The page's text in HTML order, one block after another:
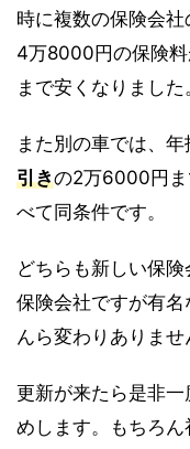
時に複数の保険会
4万8000円の保険
まで安くなりました
また別の車では、
引きの2万6000円ま
べて同条件です。
どちらも新しい保
保険会社ですが有
んら変わりありませ
更新が来たら是非
めします。もちろ